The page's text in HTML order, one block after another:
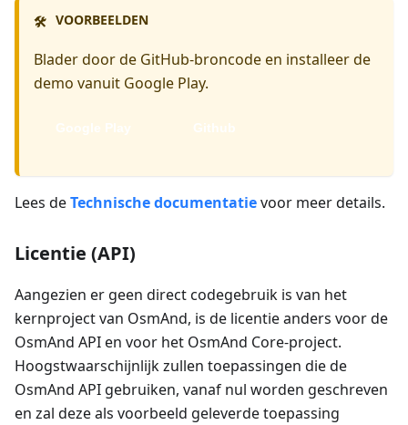
🛠️ VOORBEELDEN
Blader door de GitHub-broncode en installeer de
demo vanuit Google Play.
Google Play Github
Lees deTechnische documentatievoor meer details.
Licentie (API)
Aangezien er geen direct codegebruik is van het
kernproject van OsmAnd, is de licentie anders voor de
OsmAnd API en voor het OsmAnd Core-project.
Hoogstwaarschijnlijk zullen toepassingen die de
OsmAnd API gebruiken, vanaf nul worden geschreven
en zal deze als voorbeeld geleverde toepassing